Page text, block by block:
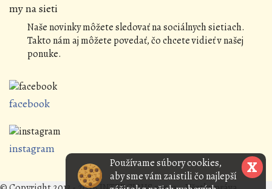
my na sieti
Naše novinky môžete sledovať na sociálnych sietiach.
Takto nám aj môžete povedať, čo chcete vidieť v našej
ponuke.
facebook
instagram
Používame súbory cookies,
aby sme vám zaistili čo najlepší
X